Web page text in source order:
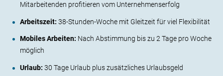
Mitarbeitenden profitieren vom Unternehmenserfolg
Arbeitszeit: 38-Stunden-Woche mit Gleitzeit für viel Flexibilität
Mobiles Arbeiten: Nach Abstimmung bis zu 2 Tage pro Woche
möglich
Urlaub: 30 Tage Urlaub plus zusätzliches Urlaubsgeld